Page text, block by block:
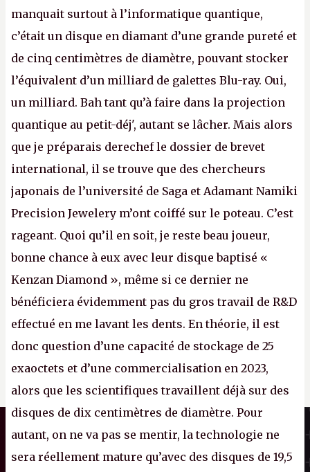
manquait surtout à l’informatique quantique,
c’était un disque en diamant d’une grande pureté et
de cinq centimètres de diamètre, pouvant stocker
l’équivalent d’un milliard de galettes Blu-ray. Oui,
un milliard. Bah tant qu’à faire dans la projection
quantique au petit-déj', autant se lâcher. Mais alors
que je préparais derechef le dossier de brevet
international, il se trouve que des chercheurs
japonais de l’université de Saga et Adamant Namiki
Precision Jewelery m’ont coiffé sur le poteau. C’est
rageant. Quoi qu’il en soit, je reste beau joueur,
bonne chance à eux avec leur disque baptisé «
Kenzan Diamond », même si ce dernier ne
bénéficiera évidemment pas du gros travail de R&D
effectué en me lavant les dents. En théorie, il est
donc question d’une capacité de stockage de 25
exaoctets et d’une commercialisation en 2023,
alors que les scientifiques travaillent déjà sur des
disques de dix centimètres de diamètre. Pour
autant, on ne va pas se mentir, la technologie ne
sera réellement mature qu’avec des disques de 19,5
Kiosque numérique
Boutique
Il n'y a pas de
Cookie à se faire !
Ce site n'a recours à aucun tracker